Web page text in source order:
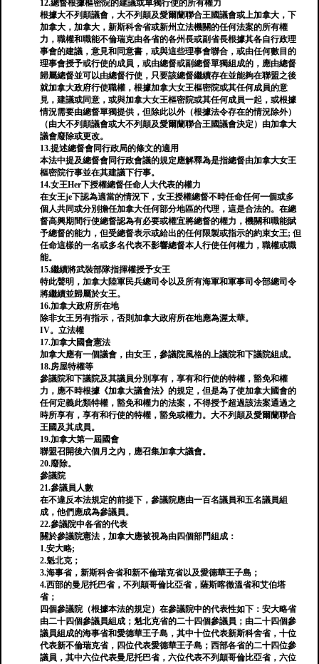
12.總督根據樞密院的建議或單獨行使的所有權力
根據大不列顛議會，大不列顛及愛爾蘭聯合王國議會或上加拿大，下
加拿大，加拿大，新斯科舍省或新州立法機關的任何法案的所有權
力，職權和職能不倫瑞克由各省的各州長或副省長根據其各自行政理
事會的建議，意見和同意書，或與這些理事會聯合，或由任何數目的
理事會授予或行使的成員，或由總督或副總督單獨組成的，應由總督
歸屬總督並可以由總督行使，只要該總督繼續存在並能夠在聯盟之後
就加拿大政府行使職權，根據加拿大女王樞密院或其任何成員的意
見，建議或同意，或與加拿大女王樞密院或其任何成員一起，或根據
情況需要由總督單獨提供，但除此以外（根據法令存在的情況除外）
（由大不列顛議會或大不列顛及愛爾蘭聯合王國議會決定）由加拿大
議會廢除或更改。
13.提述總督會同行政局的條文的適用
本法中提及總督會同行政會議的規定應解釋為是指總督由加拿大女王
樞密院行事並在其建議下行事。
14.女王Her下授權總督任命人大代表的權力
在女王je下認為適當的情況下，女王授權總督不時任命任何一個或多
個人共同或分別擔任加拿大任何部分地區的代理，這是合法的。在總
督高興期間行使總督認為有必要或權宜將總督的權力，機關和職能賦
予總督的能力，但受總督表示或給出的任何限製或指示的約束女王; 但
任命這樣的一名或多名代表不影響總督本人行使任何權力，職權或職
能。
15.繼續將武裝部隊指揮權授予女王
特此聲明，加拿大陸軍民兵總司令以及所有海軍和軍事司令部總司令
將繼續並歸屬於女王。
16.加拿大政府所在地
除非女王另有指示，否則加拿大政府所在地應為渥太華。
IV。立法權
17.加拿大國會憲法
加拿大應有一個議會，由女王，參議院風格的上議院和下議院組成。
18.房屋特權等
參議院和下議院及其議員分別享有，享有和行使的特權，豁免和權
力，應不時根據《加拿大議會法》的規定，但是為了使加拿大國會的
任何定義此類特權，豁免和權力的法案，不得授予超過該法案通過之
時所享有，享有和行使的特權，豁免或權力。大不列顛及愛爾蘭聯合
王國及其成員。
19.加拿大第一屆國會
聯盟召開後六個月之內，應召集加拿大議會。
20.廢除。
參議院
21.參議員人數
在不違反本法規定的前提下，參議院應由一百名議員和五名議員組
成，他們應成為參議員。
22.參議院中各省的代表
關於參議院憲法，加拿大應被視為由四個部門組成：
1.安大略;
2.魁北克；
3.海事省，新斯科舍省和新不倫瑞克省以及愛德華王子島；
4.西部的曼尼托巴省，不列顛哥倫比亞省，薩斯喀徹溫省和艾伯塔
省；
四個參議院（根據本法的規定）在參議院中的代表性如下：安大略省
由二十四個參議員組成；魁北克省的二十四個參議員；由二十四個參
議員組成的海事省和愛德華王子島，其中十位代表新斯科舍省，十位
代表新不倫瑞克省，四位代表愛德華王子島；西部各省的二十四位參
議員，其中六位代表曼尼托巴省，六位代表不列顛哥倫比亞省，六位